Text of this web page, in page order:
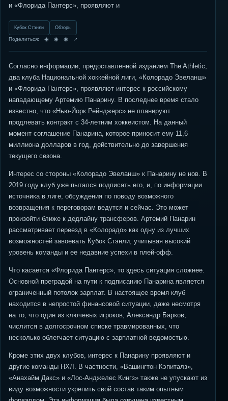
и «Флорида Пантерс», проявляют и
Кубок Стэнли Обзоры
Поделиться: ◉ ◉ ◉ ↗
Согласно информации, предоставленной изданием The Athletic,
два клуба Национальной хоккейной лиги, «Колорадо Эвеланш»
и «Флорида Пантерс», проявляют интерес к российскому
нападающему Артемию Панарину. В последнее время стало
известно, что «Нью-Йорк Рейнджерс» не планируют
продлевать контракт с 34-летним хоккеистом. На данный
момент соглашение Панарина, которое приносит ему 11,6
миллиона долларов в год, действительно до завершения
текущего сезона.
Интерес со стороны «Колорадо Эвеланш» к Панарину не нов. В
2019 году клуб уже пытался подписать его, и, по информации
источника в лиге, обсуждения по поводу возможного
возвращения к переговорам ведутся и сейчас. Это может
произойти ближе к дедлайну трансферов. Артемий Панарин
рассматривает переезд в «Колорадо» как одну из лучших
возможностей завоевать Кубок Стэнли, учитывая высокий
уровень команды и ее недавние успехи в плей-офф.
Что касается «Флорида Пантерс», то здесь ситуация сложнее.
Основной преградой на пути к подписанию Панарина является
ограниченный потолок зарплат. В настоящее время клуб
находится в непростой финансовой ситуации, даже несмотря
на то, что один из ключевых игроков, Александр Барков,
числится в долгосрочном списке травмированных, что
несколько облегчает ситуацию с зарплатной ведомостью.
Кроме этих двух клубов, интерес к Панарину проявляют и
другие команды НХЛ. В частности, «Вашингтон Кэпиталз»,
«Анахайм Дакс» и «Лос-Анджелес Кингз» также не упускают из
виду возможности укрепить свой состав таким опытным